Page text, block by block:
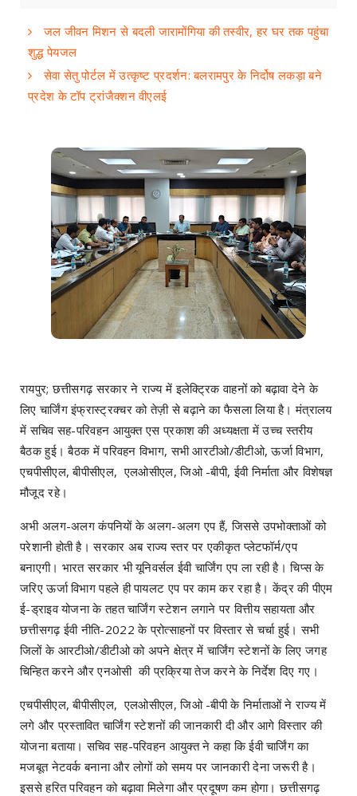
जल जीवन मिशन से बदली जारामोंगिया की तस्वीर, हर घर तक पहुंचा
शुद्ध पेयजल
सेवा सेतु पोर्टल में उत्कृष्ट प्रदर्शन: बलरामपुर के निर्दोष लकड़ा बने
प्रदेश के टॉप ट्रांजैक्शन वीएलई
रायपुर; छत्तीसगढ़ सरकार ने राज्य में इलेक्ट्रिक वाहनों को बढ़ावा देने के
लिए चार्जिंग इंफ्रास्ट्रक्चर को तेज़ी से बढ़ाने का फैसला लिया है। मंत्रालय
में सचिव सह-परिवहन आयुक्त एस प्रकाश की अध्यक्षता में उच्च स्तरीय
बैठक हुई। बैठक में परिवहन विभाग, सभी आरटीओ/डीटीओ, ऊर्जा विभाग,
एचपीसीएल, बीपीसीएल, एलओसीएल, जिओ -बीपी, ईवी निर्माता और विशेषज्ञ
मौजूद रहे।
अभी अलग-अलग कंपनियों के अलग-अलग एप हैं, जिससे उपभोक्ताओं को
परेशानी होती है। सरकार अब राज्य स्तर पर एकीकृत प्लेटफॉर्म/एप
बनाएगी। भारत सरकार भी यूनिवर्सल ईवी चार्जिंग एप ला रही है। चिप्स के
जरिए ऊर्जा विभाग पहले ही पायलट एप पर काम कर रहा है। केंद्र की पीएम
ई-ड्राइव योजना के तहत चार्जिंग स्टेशन लगाने पर वित्तीय सहायता और
छत्तीसगढ़ ईवी नीति-2022 के प्रोत्साहनों पर विस्तार से चर्चा हुई। सभी
जिलों के आरटीओ/डीटीओ को अपने क्षेत्र में चार्जिंग स्टेशनों के लिए जगह
चिन्हित करने और एनओसी की प्रक्रिया तेज करने के निर्देश दिए गए।
एचपीसीएल, बीपीसीएल, एलओसीएल, जिओ -बीपी के निर्माताओं ने राज्य में
लगे और प्रस्तावित चार्जिंग स्टेशनों की जानकारी दी और आगे विस्तार की
योजना बताया। सचिव सह-परिवहन आयुक्त ने कहा कि ईवी चार्जिंग का
मजबूत नेटवर्क बनाना और लोगों को समय पर जानकारी देना जरूरी है।
इससे हरित परिवहन को बढ़ावा मिलेगा और प्रदूषण कम होगा। छत्तीसगढ़